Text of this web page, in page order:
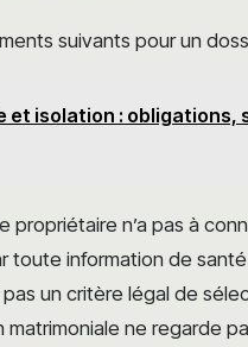
suivants pour un
et isolation : obligations,
le propriétaire n’a pas à
toute information de
pas un critère légal de
ne regarde